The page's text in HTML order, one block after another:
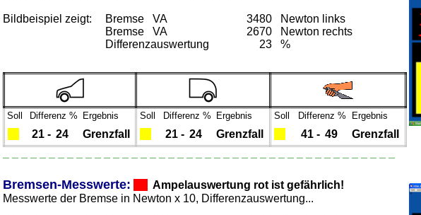
Bildbeispiel zeigt: Bremse VA 3480 Newton links
Bremse VA
2670 Newton rechts
Differenzauswertung
23 %
Soll Differenz % Ergebnis Soll Differenz % Ergebnis Soll Differenz % Ergebnis
21 - 24 Grenzfall 21 - 24 Grenzfall 41 - 49 Grenzfall
Bremsen-Messwerte:
Ampelauswertung rot ist gefährlich!
Messwerte der Bremse in Newton x 10, Differenzauswertung...